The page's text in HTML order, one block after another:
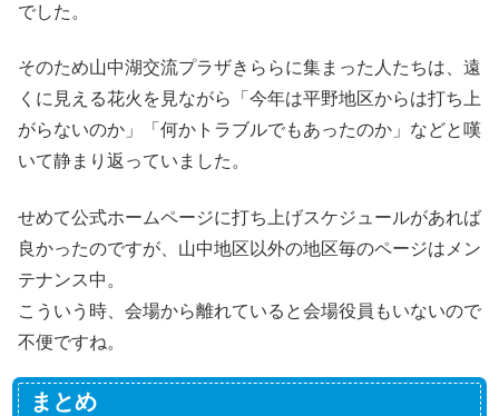
でした。
そのため山中湖交流プラザきららに集まった人たちは、遠
くに見える花火を見ながら「今年は平野地区からは打ち上
がらないのか」「何かトラブルでもあったのか」などと嘆
いて静まり返っていました。
せめて公式ホームページに打ち上げスケジュールがあれば
良かったのですが、山中地区以外の地区毎のページはメン
テナンス中。
こういう時、会場から離れていると会場役員もいないので
不便ですね。
まとめ